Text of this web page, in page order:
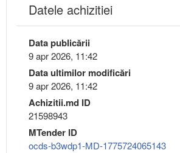
Datele achizitiei
Data publicării
9 apr 2026, 11:42
Data ultimilor modificări
9 apr 2026, 11:42
Achizitii.md ID
21598943
MTender ID
ocds-b3wdp1-MD-1775724065143